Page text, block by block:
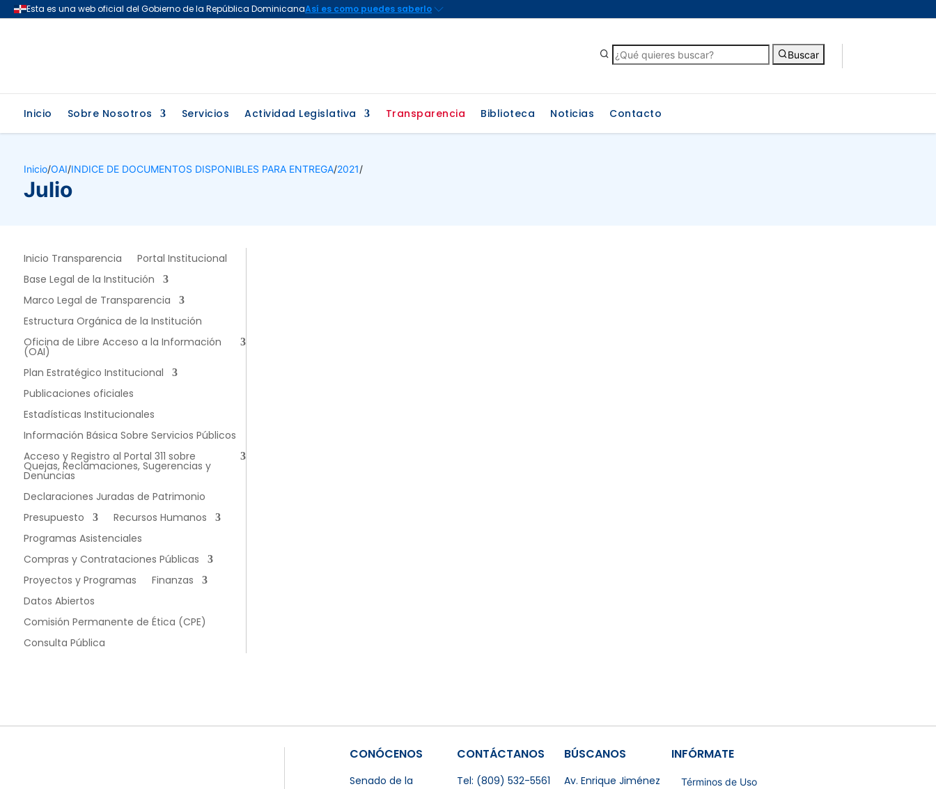
Buscar
Inicio Sobre Nosotros Servicios Actividad Legislativa Transparencia Biblioteca Noticias Contacto
Inicio/OAI/INDICE DE DOCUMENTOS DISPONIBLES PARA ENTREGA/2021/
Julio
Inicio Transparencia
Portal Institucional
Base Legal de la Institución
Marco Legal de Transparencia
Estructura Orgánica de la Institución
Oficina de Libre Acceso a la Información
(OAI)
Plan Estratégico Institucional
Publicaciones oficiales
Estadísticas Institucionales
Información Básica Sobre Servicios Públicos
Acceso y Registro al Portal 311 sobre
Quejas, Reclamaciones, Sugerencias y
Denuncias
Declaraciones Juradas de Patrimonio
Presupuesto
Recursos Humanos
Programas Asistenciales
Compras y Contrataciones Públicas
Proyectos y Programas
Finanzas
Datos Abiertos
Comisión Permanente de Ética (CPE)
Consulta Pública
CONÓCENOS
Senado de la
CONTÁCTANOS
Tel: (809) 532-5561
BÚSCANOS
Av. Enrique Jiménez
INFÓRMATE
Términos de Uso